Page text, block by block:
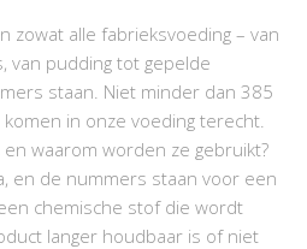
zowat alle fabrieksvoeding – van
van pudding tot gepelde
staan. Niet minder dan 385
in onze voeding terecht.
waarom worden ze gebruikt?
en de nummers staan voor een
chemische stof die wordt
langer houdbaar is of niet